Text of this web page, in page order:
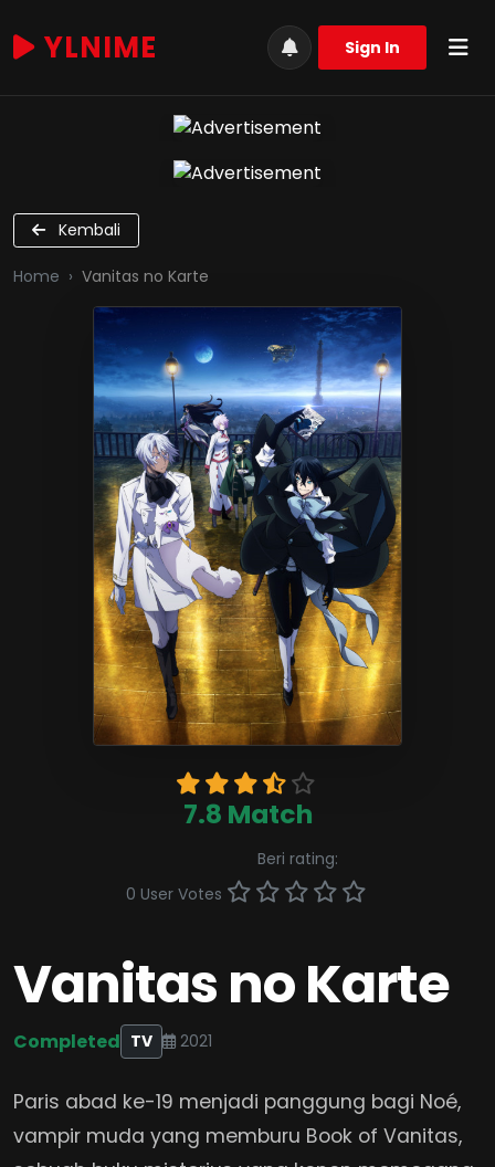
YLNIME Sign In
Kembali
Home Vanitas no Karte
7.8 Match
0 User Votes
Beri rating:
Vanitas no Karte
Completed TV 2021
Paris abad ke-19 menjadi panggung bagi Noé,
vampir muda yang memburu Book of Vanitas,